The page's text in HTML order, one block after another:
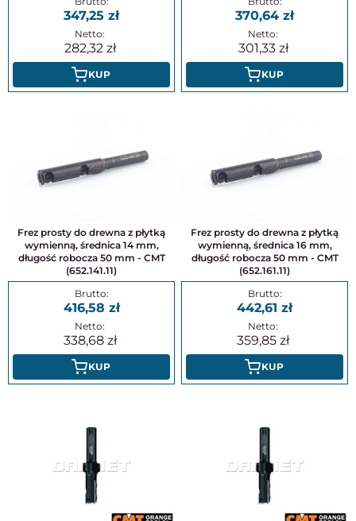
347,25
282,32
KUP
370,64
301,33
KUP
Frez prosty do drewna z płytką
wymienną, średnica 14 mm,
długość robocza 50 mm - CMT
(652.141.11)
416,58
338,68
KUP
Frez prosty do drewna z płytką
wymienną, średnica 16 mm,
długość robocza 50 mm - CMT
(652.161.11)
442,61
359,85
KUP